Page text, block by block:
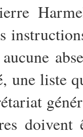
une liste